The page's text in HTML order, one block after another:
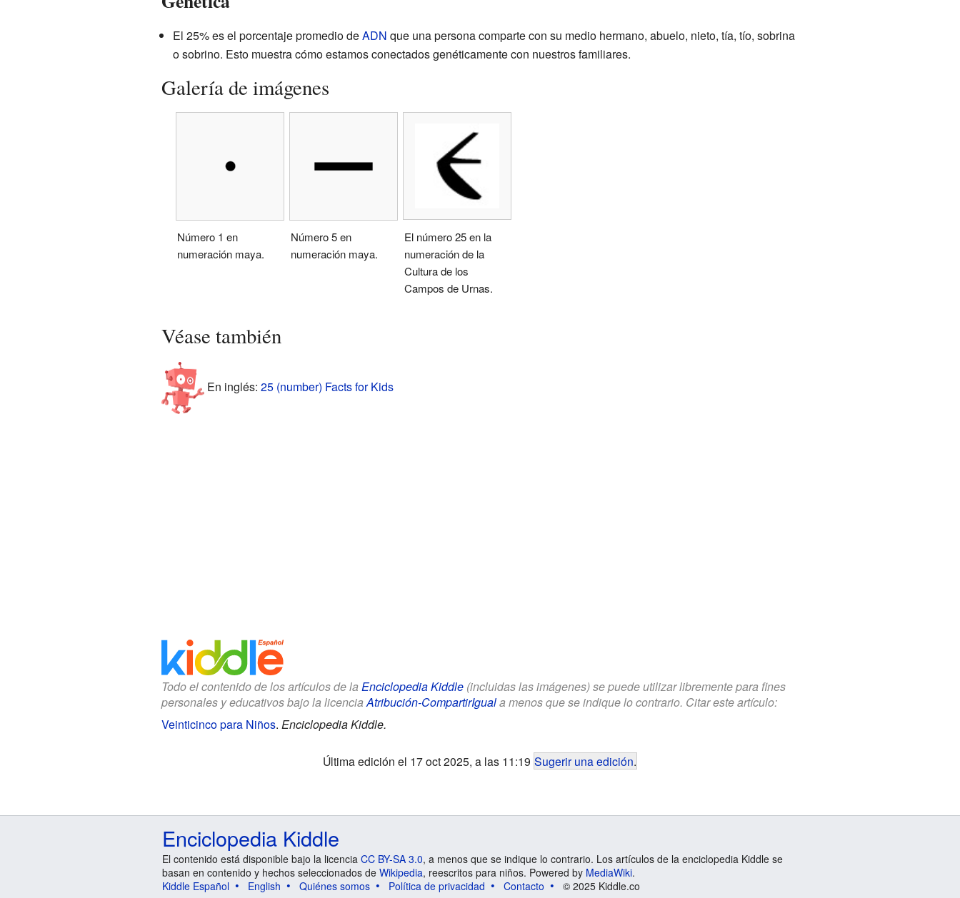
El 25% es el porcentaje promedio deADN que una persona comparte con su medio hermano, abuelo, nieto, tía, tío, sobrina
o sobrino. Esto muestra cómo estamos conectados genéticamente con nuestros familiares.
Galería de imágenes
Número 1 en
numeración maya.
Número 5 en
numeración maya.
El número 25 en la
numeración de la
Cultura de los
Campos de Urnas.
Véase también
En inglés: 25 (number) Facts for Kids
Todo el contenido de los artículos de la Enciclopedia Kiddle(incluidas las imágenes) se puede utilizar libremente para fines
personales y educativos bajo la licenciaAtribución-CompartirIguala menos que se indique lo contrario. Citar este artículo:
Veinticinco para Niños. Enciclopedia Kiddle.
Última edición el 17 oct 2025, a las 11:19 Sugerir una edición.
Enciclopedia Kiddle
El contenido está disponible bajo la licencia CC BY-SA 3.0, a menos que se indique lo contrario. Los artículos de la enciclopedia Kiddle se
basan en contenido y hechos seleccionados de Wikipedia, reescritos para niños. Powered by MediaWiki.
Kiddle Español
English Quiénes somos Política de privacidad Contacto © 2025 Kiddle.co